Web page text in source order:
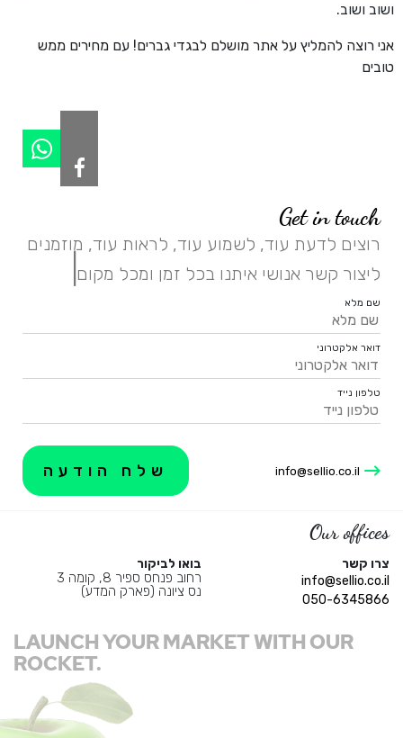
ושוב ושוב.
אני רוצה להמליץ על אתר מושלם לבגדי גברים! עם מחירים ממש
טובים
Get in touch
רוצים לדעת עוד, לשמוע עוד, לראות עוד, מוזמנים
ליצור קשר אנושי איתנו בכל זמן ומכל מקום.
|
שם מלא
דואר אלקטרוני
טלפון נייד
info@sellio.co.il
Our offices
צרו קשר
info@sellio.co.il
050-6345866
בואו לביקור
רחוב פנחס ספיר 8, קומה 3
נס ציונה (פארק המדע)
LAUNCH YOUR MARKET WITH OUR
ROCKET.